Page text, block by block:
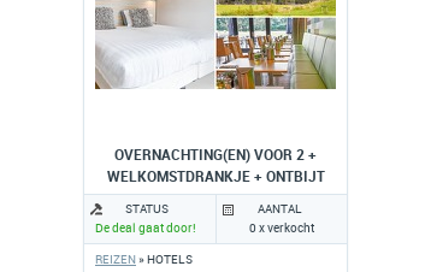
OVERNACHTING(EN) VOOR 2 +
WELKOMSTDRANKJE + ONTBIJT
REIZEN» HOTELS
STATUS
De deal gaat door!
AANTAL
0 x verkocht